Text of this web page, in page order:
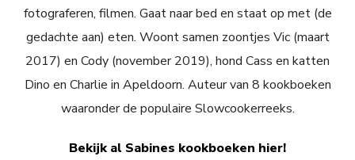
fotograferen, filmen. Gaat naar bed en staat op met (de
gedachte aan) eten. Woont samen zoontjes Vic (maart
2017) en Cody (november 2019), hond Cass en katten
Dino en Charlie in Apeldoorn. Auteur van 8 kookboeken
waaronder de populaire Slowcookerreeks.
Bekijk al Sabines kookboeken hier!